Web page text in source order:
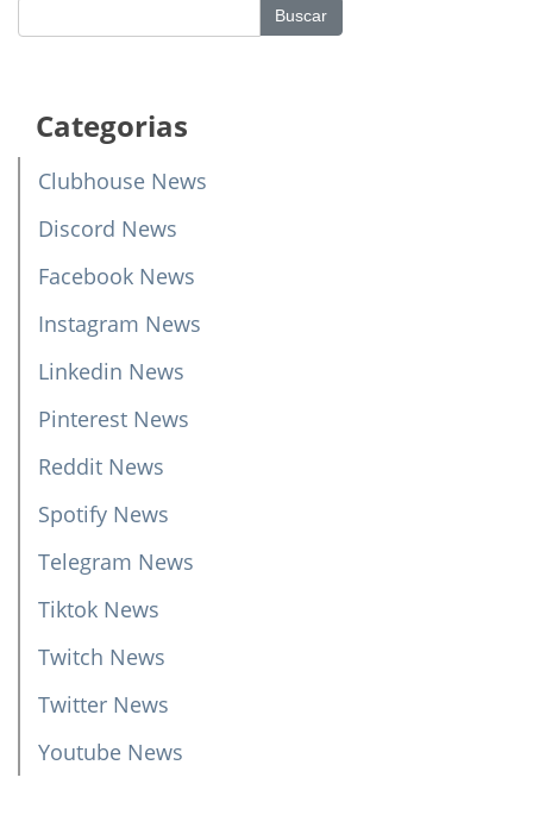
Categorias
Clubhouse News
Discord News
Facebook News
Instagram News
Linkedin News
Pinterest News
Reddit News
Spotify News
Telegram News
Tiktok News
Twitch News
Twitter News
Youtube News